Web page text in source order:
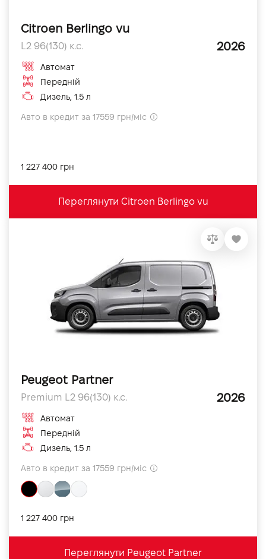
Citroen Berlingo vu
L2 96(130) к.с. 2026
Автомат
Передній
Дизель, 1.5 л
Авто в кредит за 17559 грн/міс
1 227 400 грн
Переглянути Citroen Berlingo vu
Peugeot Partner
Premium L2 96(130) к.с. 2026
Автомат
Передній
Дизель, 1.5 л
Авто в кредит за 17559 грн/міс
1 227 400 грн
Переглянути Peugeot Partner